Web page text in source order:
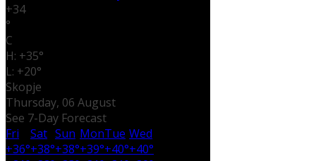
+34
°
C
H: +35°
L: +20°
Skopje
Thursday, 06 August
See 7-Day Forecast
Fri
Sat Sun MonTue Wed
+36°+38°+38°+39°+40°+40°